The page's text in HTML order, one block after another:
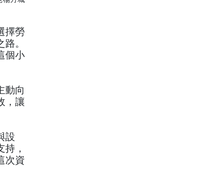
擇勞
。
個小
動向
，讓
設
，
次資